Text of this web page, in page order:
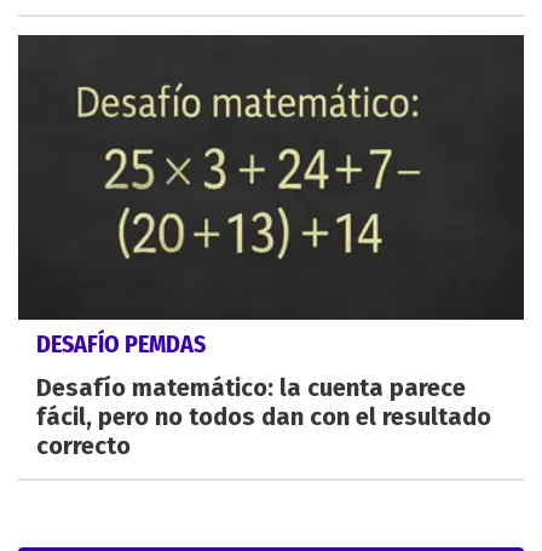
DESAFÍO PEMDAS
Desafío matemático: la cuenta parece
fácil, pero no todos dan con el resultado
correcto